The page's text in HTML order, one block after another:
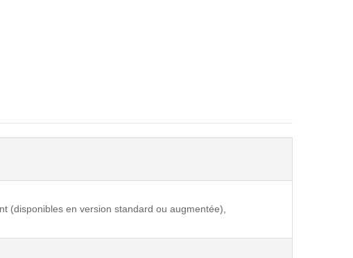
(disponibles en version standard ou augmentée),